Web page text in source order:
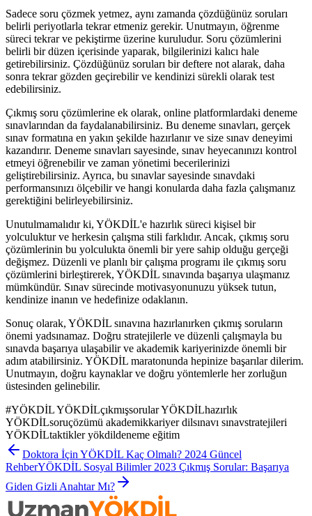
Sadece soru çözmek yetmez, aynı zamanda çözdüğünüz soruları
belirli periyotlarla tekrar etmeniz gerekir. Unutmayın, öğrenme
süreci tekrar ve pekiştirme üzerine kuruludur. Soru çözümlerini
belirli bir düzen içerisinde yaparak, bilgilerinizi kalıcı hale
getirebilirsiniz. Çözdüğünüz soruları bir deftere not alarak, daha
sonra tekrar gözden geçirebilir ve kendinizi sürekli olarak test
edebilirsiniz.
Çıkmış soru çözümlerine ek olarak, online platformlardaki deneme
sınavlarından da faydalanabilirsiniz. Bu deneme sınavları, gerçek
sınav formatına en yakın şekilde hazırlanır ve size sınav deneyimi
kazandırır. Deneme sınavları sayesinde, sınav heyecanınızı kontrol
etmeyi öğrenebilir ve zaman yönetimi becerilerinizi
geliştirebilirsiniz. Ayrıca, bu sınavlar sayesinde sınavdaki
performansınızı ölçebilir ve hangi konularda daha fazla çalışmanız
gerektiğini belirleyebilirsiniz.
Unutulmamalıdır ki, YÖKDİL'e hazırlık süreci kişisel bir
yolculuktur ve herkesin çalışma stili farklıdır. Ancak, çıkmış soru
çözümlerinin bu yolculukta önemli bir yere sahip olduğu gerçeği
değişmez. Düzenli ve planlı bir çalışma programı ile çıkmış soru
çözümlerini birleştirerek, YÖKDİL sınavında başarıya ulaşmanız
mümkündür. Sınav sürecinde motivasyonunuzu yüksek tutun,
kendinize inanın ve hedefinize odaklanın.
Sonuç olarak, YÖKDİL sınavına hazırlanırken çıkmış soruların
önemi yadsınamaz. Doğru stratejilerle ve düzenli çalışmayla bu
sınavda başarıya ulaşabilir ve akademik kariyerinizde önemli bir
adım atabilirsiniz. YÖKDİL maratonunda hepinize başarılar dilerim.
Unutmayın, doğru kaynaklar ve doğru yöntemlerle her zorluğun
üstesinden gelinebilir.
#YÖKDİL YÖKDİLçıkmışsorular YÖKDİLhazırlık
YÖKDİLsoruçözümü akademikkariyer dilsınavı sınavstratejileri
YÖKDİLtaktikler yökdildeneme eğitim
Doktora İçin YÖKDİL Kaç Olmalı? 2024 Güncel
RehberYÖKDİL Sosyal Bilimler 2023 Çıkmış Sorular: Başarıya
Giden Gizli Anahtar Mı?